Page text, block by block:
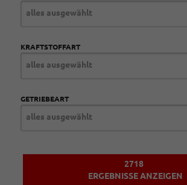
alles ausgewählt
KRAFTSTOFFART
alles ausgewählt
GETRIEBEART
alles ausgewählt
2718
ERGEBNISSE ANZEIGEN